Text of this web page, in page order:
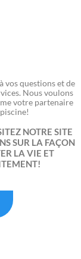
vos questions et de
Nous voulons
votre partenaire
NOTRE SITE
SUR LA FAÇON
LA VIE ET